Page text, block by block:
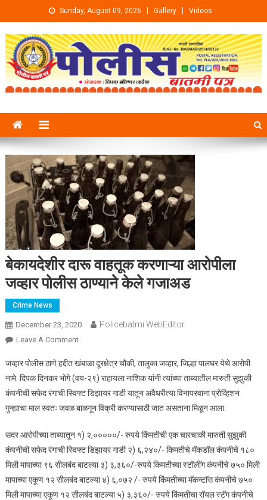
Skip to content Sunday, August 09, 2026 Gallery Videos
बेकायदेशीर दारू वाहतूक करणाऱ्या आरोपीला
जव्हार पोलीस ठाण्याने केले गजाअड
Crime News
December 23, 2020 Policebatmi WebEditor
Leave A CommentOn बेकायदेशीर दारू वाहतूक करणाऱ्या आरोपीला जव्हार पोलीस ठाण्याने
जव्हार पोलीस ठाणे हद्दीत खंबाळा दूरक्षेत्र चौकी, तालुका.जव्हार, जिल्हा पालघर येथे आरोपी
नामे. दिपक दिनकर भोगे (वय-२९) राहायला नाशिक यांनी त्यांच्या ताब्यातील मारुती सुझुकी
कंपनीची सफेद रंगाची स्विफ्ट डिझायर गाडी यातून अवैधरीत्या विनापरवाना प्रोव्हिशन
गुन्ह्याचा माल स्वतः जवळ बाळगून विक्री करण्यासाठी जात असताना मिळून आला.
सदर आरोपीच्या ताब्यातून १) २,०००००/- रुपये किंमतीची एक चारचाकी मारुती सुझुकी
कंपनीची सफेद रंगाची स्विफ्ट डिझायर गाडी २) ६,२४०/- किमतीचे मॅकडॉल कंपनीचे १८०
मिली मापाच्या ९६ सीलबंद बाटल्या ३) ३,३६०/-रुपये किमतीच्या स्टॉलींग कंपनीचे ७५० मिली
मापाच्या एकूण १२ सीलबंद बाटल्या ४) ६,०७२ /- रुपये किंमतीच्या मॅकन्टाॅस कंपनीचे ७५०
मिली मापाच्या एकूण १२ सीलबंद बाटल्या ५) ३,३६०/- रुपये किंमतीचा रॉयल स्टॅग कंपनीचे